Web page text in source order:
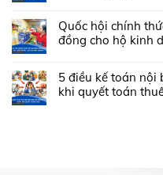
Quốc hội chính
đồng cho hộ kinh
5 điều kế toán nội
khi quyết toán